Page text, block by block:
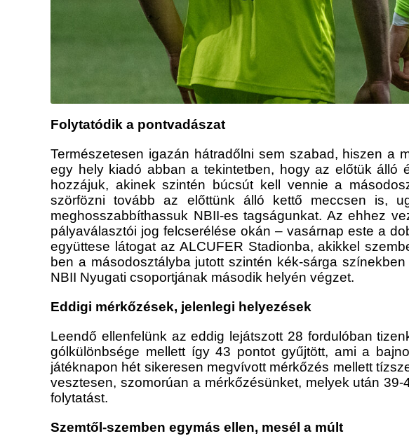
Folytatódik a pontvadászat
Természetesen igazán hátradőlni sem szabad, hiszen a
egy hely kiadó abban a tekintetben, hogy az előtük álló
hozzájuk, akinek szintén búcsút kell vennie a
szörfözni tovább az előttünk álló kettő meccsen is,
meghosszabbíthassuk NBII-es tagságunkat. Az ehhez
pályaválasztói jog felcserélése okán – vasárnap este a
együttese látogat az ALCUFER Stadionba, akikkel
ben a másodosztályba jutott szintén kék-sárga
NBII Nyugati csoportjának második helyén végzet.
Eddigi mérkőzések, jelenlegi helyezések
Leendő ellenfelünk az eddig lejátszott 28 fordulóban
gólkülönbsége mellett így 43 pontot gyűjtött, ami a
játéknapon hét sikeresen megvívott mérkőzés mellett
vesztesen, szomorúan a mérkőzésünket, melyek után
folytatást.
Szemtől-szemben egymás ellen, mesél a múlt